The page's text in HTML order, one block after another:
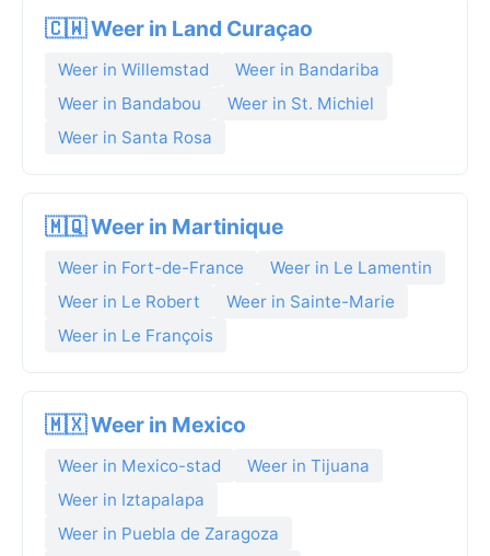
🇨🇼 Weer in Land Curaçao
Weer in Willemstad
Weer in Bandariba
Weer in Bandabou
Weer in St. Michiel
Weer in Santa Rosa
🇲🇶 Weer in Martinique
Weer in Fort-de-France
Weer in Le Lamentin
Weer in Le Robert
Weer in Sainte-Marie
Weer in Le François
🇲🇽 Weer in Mexico
Weer in Mexico-stad
Weer in Tijuana
Weer in Iztapalapa
Weer in Puebla de Zaragoza